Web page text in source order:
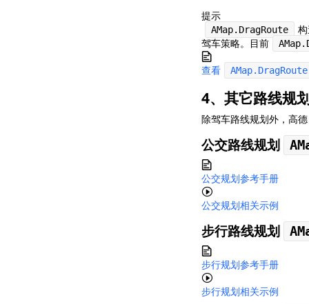
提示
AMap.DragRoute
驾车策略。目前
查看 AMap.DragRoute
4、其它路线规
除驾车路线规划外，高
公交路线规划
公交规划参考手册
公交规划相关示例
步行路线规划
步行规划参考手册
步行规划相关示例